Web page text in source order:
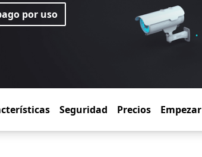
por uso
Seguridad Precios Empezar